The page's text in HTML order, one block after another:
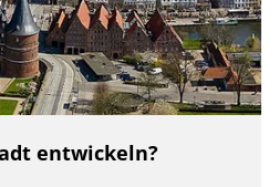
entwickeln?